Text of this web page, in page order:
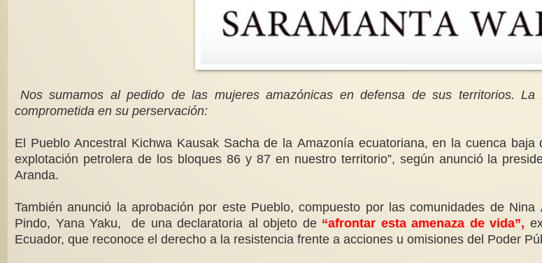
Nos sumamos al pedido de las mujeres amazónicas en defensa de sus territorios.
comprometida en su perservación:
El Pueblo Ancestral Kichwa Kausak Sacha de la Amazonía ecuatoriana, en la cuenca
explotación petrolera de los bloques 86 y 87 en nuestro territorio”, según anunció la
Aranda.
También anunció la aprobación por este Pueblo, compuesto por las comunidades de
Pindo, Yana Yaku, de una declaratoria al objeto de “afrontar esta amenaza de vida”,
Ecuador, que reconoce el derecho a la resistencia frente a acciones u omisiones del Poder